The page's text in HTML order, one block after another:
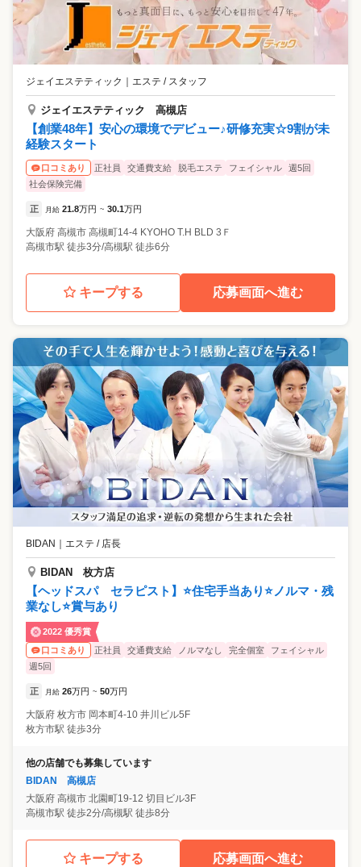
ジェイエステティック エステ / スタッフ
ジェイエステティック 高槻店
【創業48年】安心の環境でデビュー♪研修充実☆9割が未
経験スタート
口コミあり 正社員 交通費支給 脱毛エステ フェイシャル
週5回
社会保険完備
正 月給 21.8万円 ~ 30.1万円
大阪府 高槻市 高槻町14-4 KYOHO T.H BLD 3Ｆ
高槻市駅 徒歩3分/高槻駅 徒歩6分
キープする 応募画面へ進む
BIDAN エステ / 店長
BIDAN 枚方店
【ヘッドスパ セラピスト】⭐住宅手当あり⭐ノルマ・残
業なし⭐賞与あり
2022 優秀賞
口コミあり
正社員 交通費支給 ノルマなし 完全個室
フェイシャル
週5回
正 月給 26万円 ~ 50万円
大阪府 枚方市 岡本町4-10 井川ビル5F
枚方市駅 徒歩3分
他の店舗でも募集しています
BIDAN 高槻店
大阪府 高槻市 北園町19-12 切目ビル3F
高槻市駅 徒歩2分/高槻駅 徒歩8分
キープする 応募画面へ進む